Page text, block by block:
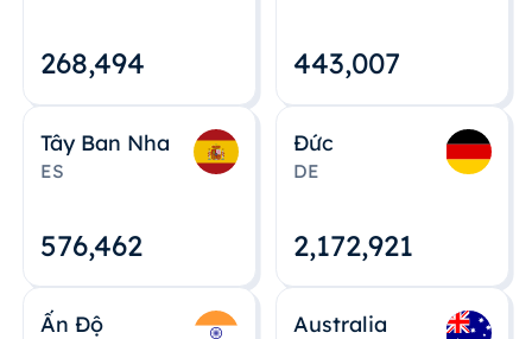
268,495 443,008
Tây Ban Nha
ES
576,463
Đức
DE
2,172,922
Ấn Độ Australia